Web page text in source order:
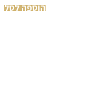
הוספה לסל